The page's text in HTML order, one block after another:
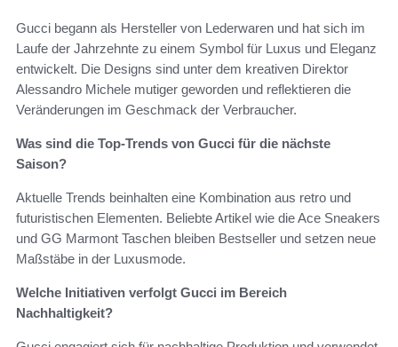
Gucci begann als Hersteller von Lederwaren und hat sich im
Laufe der Jahrzehnte zu einem Symbol für Luxus und Eleganz
entwickelt. Die Designs sind unter dem kreativen Direktor
Alessandro Michele mutiger geworden und reflektieren die
Veränderungen im Geschmack der Verbraucher.
Was sind die Top-Trends von Gucci für die nächste
Saison?
Aktuelle Trends beinhalten eine Kombination aus retro und
futuristischen Elementen. Beliebte Artikel wie die Ace Sneakers
und GG Marmont Taschen bleiben Bestseller und setzen neue
Maßstäbe in der Luxusmode.
Welche Initiativen verfolgt Gucci im Bereich
Nachhaltigkeit?